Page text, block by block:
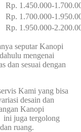
Rp. 1.450.000-
Rp. 1.700.000-
Rp. 1.950.000-
seputar Kanopi
mengenai
dan sesuai dengan
Kami yang bisa
desain dan
Kanopi
ini juga tergolong
ruang.